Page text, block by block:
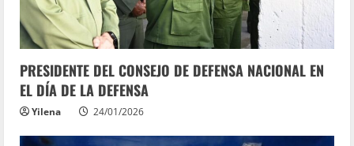
PRESIDENTE DEL CONSEJO DE DEFENSA NACIONAL EN
EL DÍA DE LA DEFENSA
Yilena 24/01/2026